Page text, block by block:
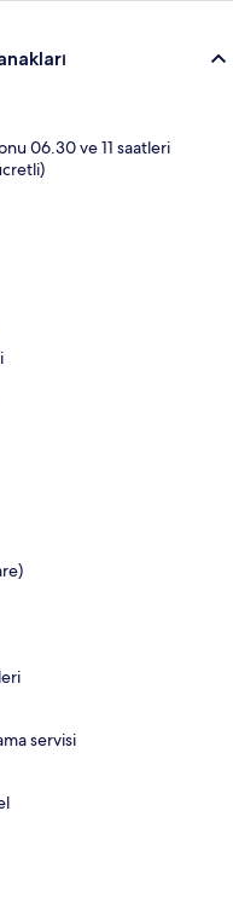
06.30 ve 11 saatleri
servisi